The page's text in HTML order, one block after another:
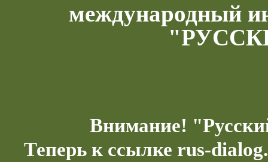
международный
Внимание!
Теперь к ссылке rus-